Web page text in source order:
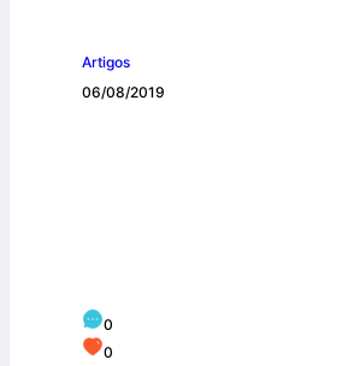
Artigos
06/08/2019
0
0